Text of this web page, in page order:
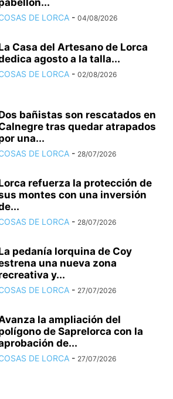
DE LORCA - 04/08/2026
Casa del Artesano de Lorca
agosto a la talla...
DE LORCA - 02/08/2026
bañistas son rescatados en
tras quedar atrapados
una...
DE LORCA - 28/07/2026
refuerza la protección de
montes con una inversión
DE LORCA - 28/07/2026
pedanía lorquina de Coy
una nueva zona
y...
DE LORCA - 27/07/2026
la ampliación del
de Saprelorca con la
de...
DE LORCA - 27/07/2026